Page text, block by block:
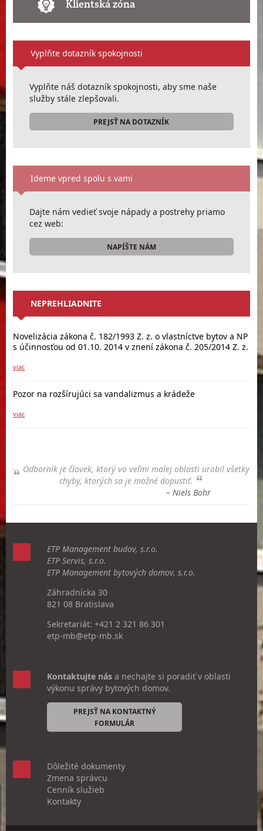
Klientská zóna
Vyplňte dotazník spokojnosti
Vyplňte náš dotazník spokojnosti, aby sme naše
služby stále zlepšovali.
PREJSŤ NA DOTAZNÍK
Ideme vpred spolu s vami
Dajte nám vedieť svoje nápady a postrehy priamo
cez web:
NAPÍŠTE NÁM
NEPREHLIADNITE
Novelizácia zákona č. 182/1993 Z. z. o vlastníctve bytov a NP
s účinnosťou od 01.10. 2014 v znení zákona č. 205/2014 Z. z.
viac
Pozor na rozšírujúci sa vandalizmus a krádeže
viac
Odborník je človek, ktorý vo veľmi malej oblasti urobil všetky
chyby, ktorých sa je možné dopustiť.
– Niels Bohr
ETP Management budov, s.r.o.
ETP Servis, s.r.o.
ETP Management bytových domov, s.r.o.
Záhradnícka 30
821 08 Bratislava
Sekretariát:+421 2 321 86 301
etp-mb@etp-mb.sk
Kontaktujte nás a nechajte si poradiť v oblasti
výkonu správy bytových domov.
PREJSŤ NA KONTAKTNÝ
FORMULÁR
Dôležité dokumenty
Zmena správcu
Cenník služieb
Kontakty